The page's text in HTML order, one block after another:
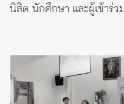
นิสิต นักศึกษา และผู้เข้าร่ว